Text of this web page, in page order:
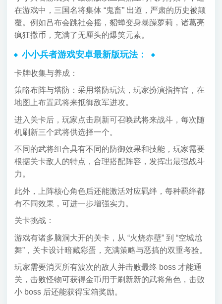
在游戏中，三国名将集体 “鬼畜” 出道，严肃的历史被颠
覆。例如吕布会跳社会摇，貂蝉变身暴躁萝莉，诸葛亮
疯狂撒币，充满了无厘头的爆笑元素。
小小兵者游戏安卓最新版玩法：
卡牌收集与养成：
策略布阵与塔防：采用塔防玩法，玩家扮演指挥官，在
地图上布置武将来抵御敌军进攻。
进入关卡后，玩家点击刷新可召唤武将来战斗，每次随
机刷新三个武将供选择一个。
不同的武将组合具有不同的防御效果和技能，玩家需要
根据关卡敌人的特点，合理搭配阵容，发挥出最强战斗
力。
此外，上阵核心角色后还能激活对应羁绊，每种羁绊都
有不同效果，可进一步增强实力。
关卡挑战：
游戏有诸多脑洞大开的关卡，从 “火烧赤壁” 到 “空城尬
舞”，关卡设计暗藏彩蛋，充满策略与恶搞的双重考验。
玩家需要消灭所有波次的敌人并击败最终 boss 才能通
关，击败怪物可获得金币用于刷新新的武将角色，击败
小 boss 后还能获得宝箱奖励。